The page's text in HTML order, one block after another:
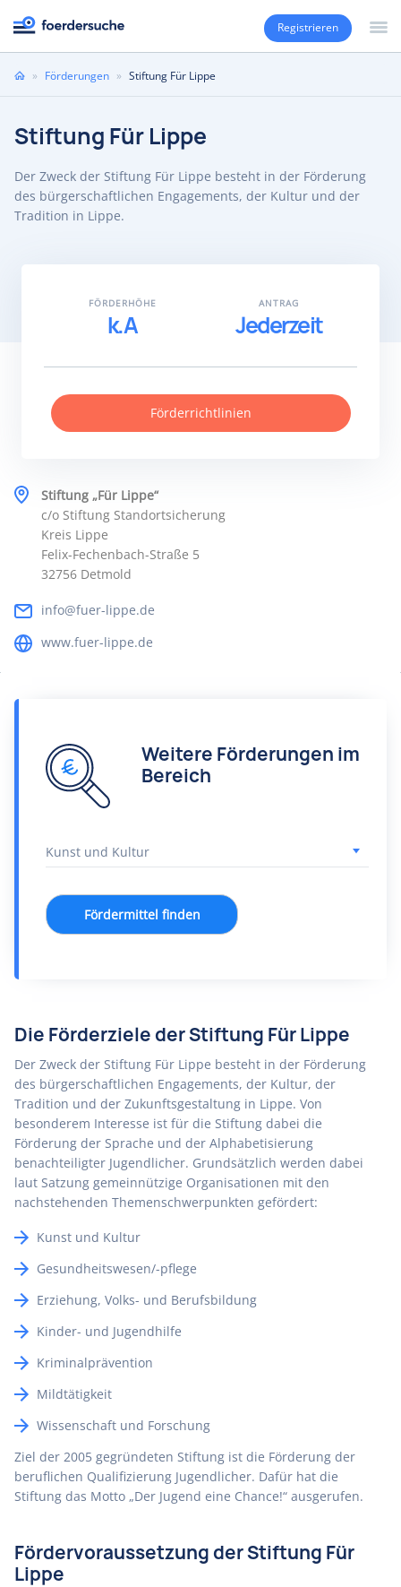
Registrieren
Sie» Förderungen » Stiftung Für Lippe
Stiftung Für Lippe
Der Zweck der Stiftung Für Lippe besteht in der Förderung
des bürgerschaftlichen Engagements, der Kultur und der
Tradition in Lippe.
Stiftung „Für Lippe“
c/o Stiftung Standortsicherung
Kreis Lippe
Felix-Fechenbach-Straße 5
32756 Detmold
info@fuer-lippe.de
www.fuer-lippe.de
FÖRDERHÖHE
k.A
ANTRAG
Jederzeit
Förderrichtlinien
Weitere Förderungen im
Bereich
Fördermittel finden
Die Förderziele der Stiftung Für Lippe
Der Zweck der Stiftung Für Lippe besteht in der Förderung
des bürgerschaftlichen Engagements, der Kultur, der
Tradition und der Zukunftsgestaltung in Lippe. Von
besonderem Interesse ist für die Stiftung dabei die
Förderung der Sprache und der Alphabetisierung
benachteiligter Jugendlicher. Grundsätzlich werden dabei
laut Satzung gemeinnützige Organisationen mit den
nachstehenden Themenschwerpunkten gefördert:
Kunst und Kultur
Gesundheitswesen/-pflege
Erziehung, Volks- und Berufsbildung
Kinder- und Jugendhilfe
Kriminalprävention
Mildtätigkeit
Wissenschaft und Forschung
Ziel der 2005 gegründeten Stiftung ist die Förderung der
beruflichen Qualifizierung Jugendlicher. Dafür hat die
Stiftung das Motto „Der Jugend eine Chance!“ ausgerufen.
Fördervoraussetzung der Stiftung Für
Lippe